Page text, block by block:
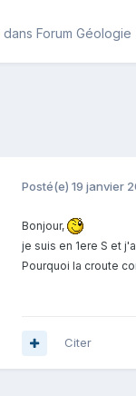
dans Forum Géologie
Posté(e) 19 janvier
Bonjour,
je suis en 1ere S et
Pourquoi la croute
Citer